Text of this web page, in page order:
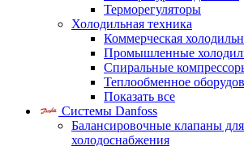
Терморегуляторы
Холодильная техника
Коммерческая
Промышленные
Спиральные
Теплообменное
Показать все
Системы Danfoss
Балансировочные клапаны
холодоснабжения